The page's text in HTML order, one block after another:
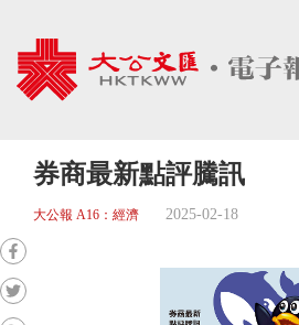
券商最新點評騰訊
大公報 A16：經濟 2025-02-18